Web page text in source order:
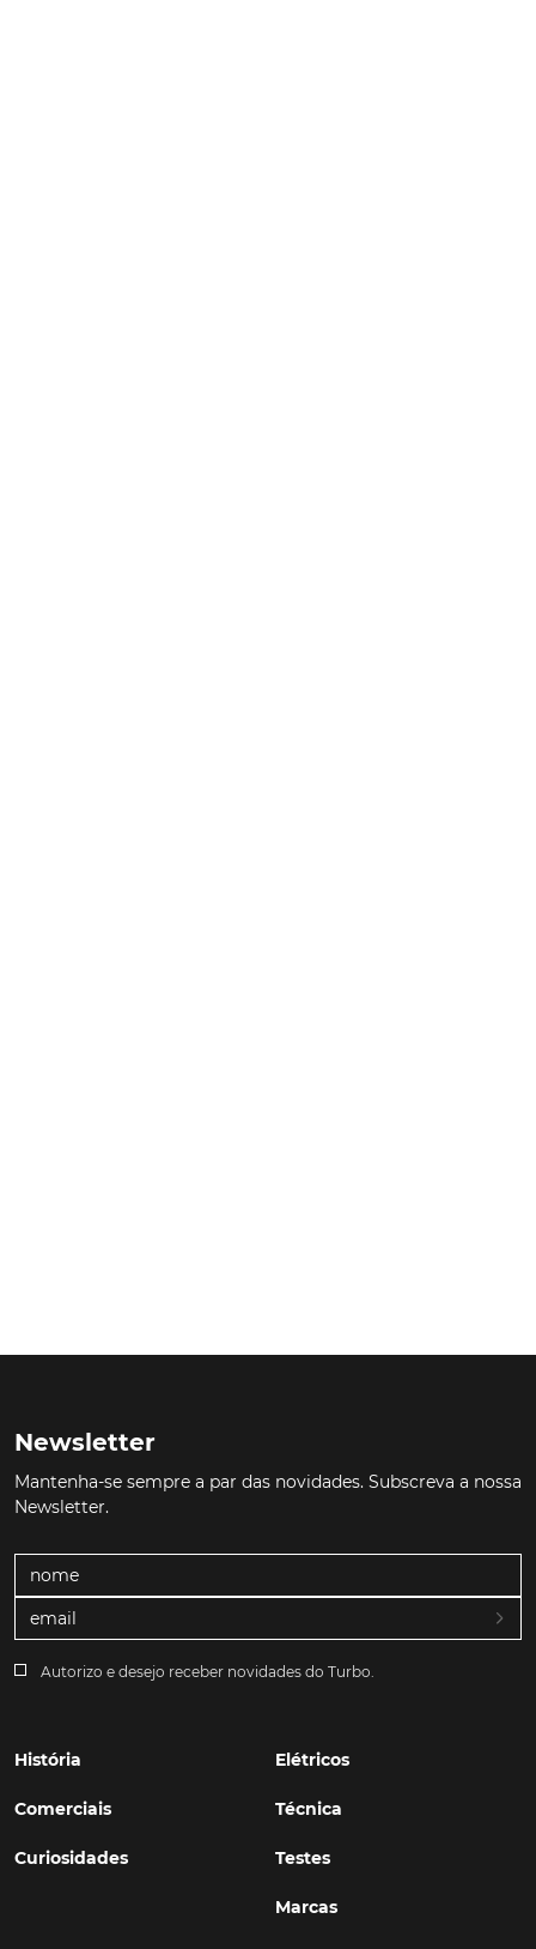
Newsletter
Mantenha-se sempre a par das novidades. Subscreva a nossa
Newsletter.
Autorizo e desejo receber novidades do Turbo.
História
Comerciais
Curiosidades
Elétricos
Técnica
Testes
Marcas